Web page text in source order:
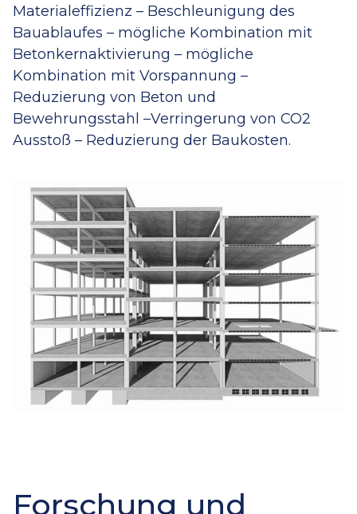
Materialeffizienz – Beschleunigung des
Bauablaufes – mögliche Kombination mit
Betonkernaktivierung – mögliche
Kombination mit Vorspannung –
Reduzierung von Beton und
Bewehrungsstahl –Verringerung von CO2
Ausstoß – Reduzierung der Baukosten.
Forschung und